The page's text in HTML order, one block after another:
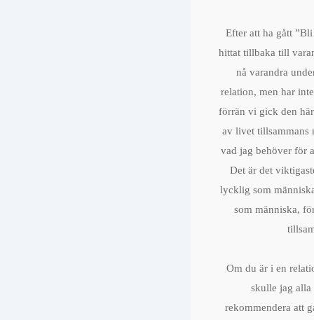
Efter att ha gått
hittat tillbaka till
nå varandra
relation, men har
förrän vi gick den
av livet tillsammans
vad jag behöver för
Det är det
lycklig som
som människa,
Om du är i en
skulle jag alla
rekommendera att